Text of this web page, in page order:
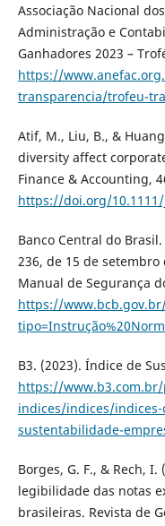
Associação Nacional
Administração e
Ganhadores 2023 –
https://
transparencia/trofeu-
Atif, M., Liu, B., &
diversity affect
Finance & Accounting,
https://doi.org/
Banco Central do
236, de 15 de
Manual de Segurança
https://
B3. (2023). Índice de
https://
indices/indices/
sustentabilidade-
Borges, G. F., & Rech,
legibilidade das notas
brasileiras. Revista de